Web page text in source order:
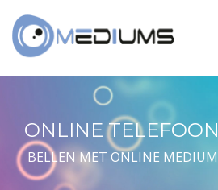
ONLINE
BELLEN MET ONLINE